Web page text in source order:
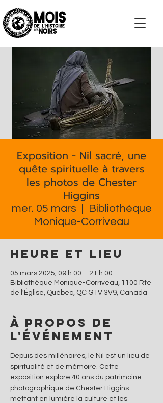
S'impliquer
Exposition - Nil sacré, une
quête spirituelle à travers
les photos de Chester
Higgins
mer. 05 mars
Bibliothèque
Monique-Corriveau
Heure et lieu
05 mars 2025, 09 h 00 – 21 h 00
Bibliothèque Monique-Corriveau, 1100 Rte
de l'Église, Québec, QC G1V 3V9, Canada
À propos de
l'événement
Depuis des millénaires, le Nil est un lieu de
spiritualité et de mémoire. Cette
exposition explore 40 ans du patrimoine
photographique de Chester Higgins
mettant en lumière la culture et les